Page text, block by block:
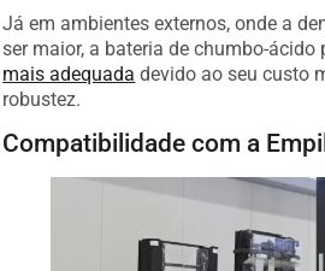
Já em ambientes externos, onde a
ser maior, a bateria de chumbo-ácido
mais adequada
devido ao seu custo
robustez.
Compatibilidade com a